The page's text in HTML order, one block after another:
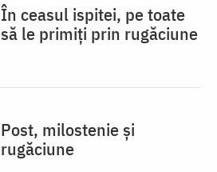
În ceasul ispitei, pe toate
să le primiți prin rugăciune
Post, milostenie și
rugăciune